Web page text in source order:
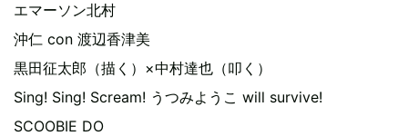
エマーソン北村
沖仁 con 渡辺香津美
黒田征太郎（描く）×中村達也（叩く）
Sing! Sing! Scream! うつみようこ will survive!
SCOOBIE DO